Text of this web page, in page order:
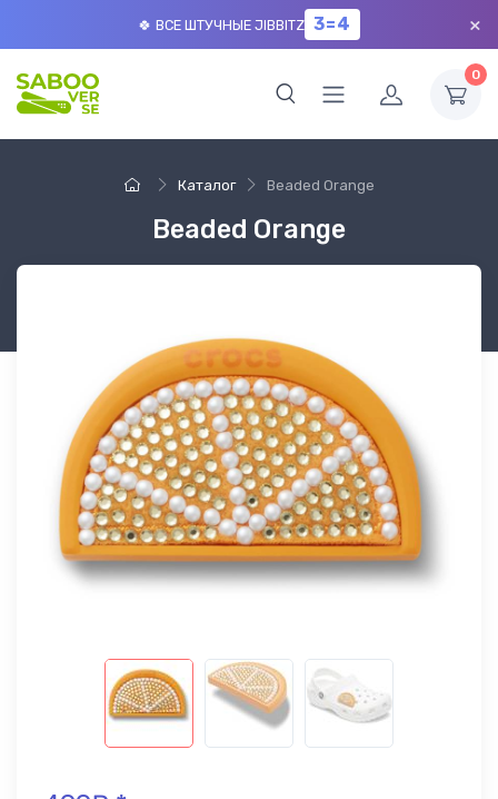
🍀 ВСЕ ШТУЧНЫЕ JIBBITZ 3=4 ×
0
Каталог Beaded Orange
Beaded Orange